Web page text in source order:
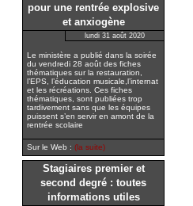
pour une rentrée explosive
et anxiogène
lundi 31 août 2020
Le ministère a publié dans la soirée
du vendredi 28 août des fiches
thématiques sur la restauration,
l’EPS, l’éducation musicale,l’internat
et les récréations. Ces fiches
thématiques, sont publiées trop
tardivement sans que les équipes
puissent s’en servir en amont de la
rentrée scolaire
Sur le Web : (la suite)
Stagiaires premier et
second degré : toutes
informations utiles